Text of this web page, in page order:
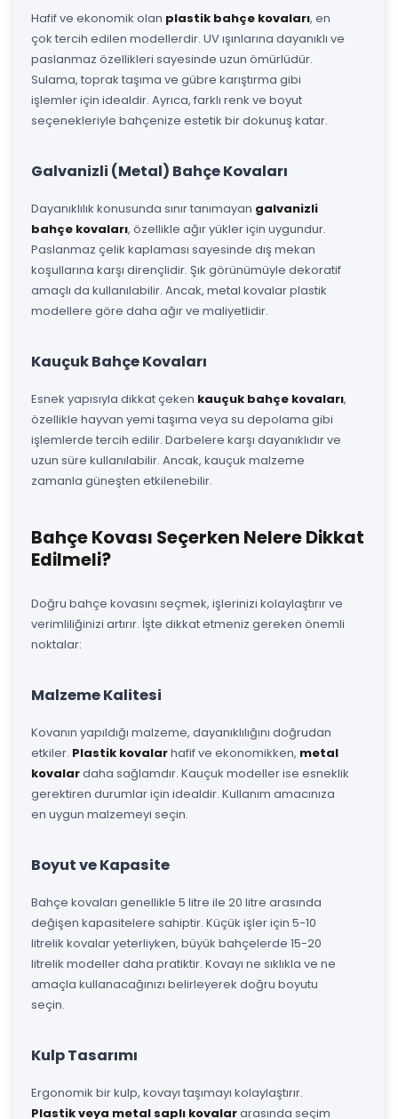
Hafif ve ekonomik olan plastik bahçe kovaları, en
çok tercih edilen modellerdir. UV ışınlarına dayanıklı ve
paslanmaz özellikleri sayesinde uzun ömürlüdür.
Sulama, toprak taşıma ve gübre karıştırma gibi
işlemler için idealdir. Ayrıca, farklı renk ve boyut
seçenekleriyle bahçenize estetik bir dokunuş katar.
Galvanizli (Metal) Bahçe Kovaları
Dayanıklılık konusunda sınır tanımayan galvanizli
bahçe kovaları, özellikle ağır yükler için uygundur.
Paslanmaz çelik kaplaması sayesinde dış mekan
koşullarına karşı dirençlidir. Şık görünümüyle dekoratif
amaçlı da kullanılabilir. Ancak, metal kovalar plastik
modellere göre daha ağır ve maliyetlidir.
Kauçuk Bahçe Kovaları
Esnek yapısıyla dikkat çeken kauçuk bahçe kovaları,
özellikle hayvan yemi taşıma veya su depolama gibi
işlemlerde tercih edilir. Darbelere karşı dayanıklıdır ve
uzun süre kullanılabilir. Ancak, kauçuk malzeme
zamanla güneşten etkilenebilir.
Bahçe Kovası Seçerken Nelere Dikkat
Edilmeli?
Doğru bahçe kovasını seçmek, işlerinizi kolaylaştırır ve
verimliliğinizi artırır. İşte dikkat etmeniz gereken önemli
noktalar:
Malzeme Kalitesi
Kovanın yapıldığı malzeme, dayanıklılığını doğrudan
etkiler. Plastik kovalarhafif ve ekonomikken, metal
kovalardaha sağlamdır. Kauçuk modeller ise esneklik
gerektiren durumlar için idealdir. Kullanım amacınıza
en uygun malzemeyi seçin.
Boyut ve Kapasite
Bahçe kovaları genellikle 5 litre ile 20 litre arasında
değişen kapasitelere sahiptir. Küçük işler için 5-10
litrelik kovalar yeterliyken, büyük bahçelerde 15-20
litrelik modeller daha pratiktir. Kovayı ne sıklıkla ve ne
amaçla kullanacağınızı belirleyerek doğru boyutu
seçin.
Kulp Tasarımı
Ergonomik bir kulp, kovayı taşımayı kolaylaştırır.
Plastik veya metal saplı kovalararasında seçim